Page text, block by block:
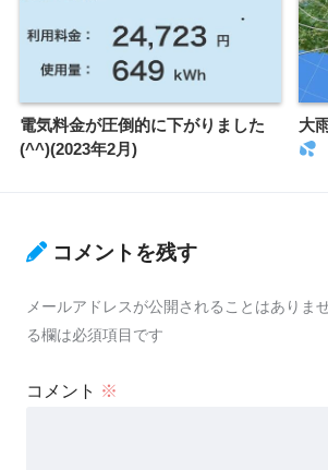
電気料金が圧倒的に下がりました
(^^)(2023年2月)
大
コメントを残す
メールアドレスが公開されることはありませ
る欄は必須項目です
コメント ※